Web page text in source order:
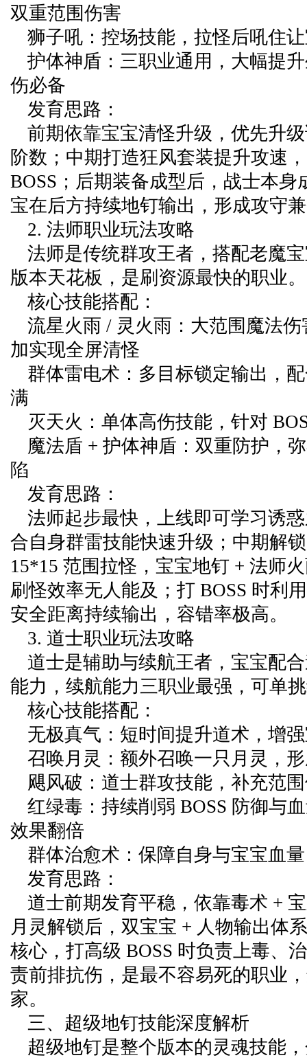
双重范围伤害
狮子吼：控场技能，拉怪后吼住
护体神盾：三职业通用，大幅提
伤必备
发育思路：
前期依靠宝宝清怪升级，优先升
阶数；中期打造狂风套装提升攻速
BOSS；后期装备成型后，战士本身
宝在后方持续地钉输出，形成攻守
2. 法师职业玩法攻略
法师是传统群攻王者，搭配老魔
版本天花板，是刷资源最快的职业。
核心技能搭配：
流星火雨 / 灵火雨：大范围魔法
加实现全屏清怪
群体雷电术：多目标锁定输出，
满
灭天火：单体高伤技能，针对
魔法盾 + 护体神盾：双重防护，
陷
发育思路：
法师起步最快，上线即可学习诱
合自身群雷技能快速升级；中期解
15*15 范围拉怪，宝宝地钉 + 法师
刷怪效率无人能及；打 BOSS 时利
安全距离持续输出，容错率极高。
3. 道士职业玩法攻略
道士是辅助与续航王者，宝宝配
能力，续航能力三职业最强，可单
核心技能搭配：
无极真气：短时间提升道术，增
召唤月灵：额外召唤一只月灵，
飓风破：道士群攻技能，补充范
红绿毒：持续削弱 BOSS 防御与
效果翻倍
群体治愈术：保障自身与宝宝血
发育思路：
道士前期发育平稳，依靠毒术 +
月灵解锁后，双宝宝 + 人物输出体
核心，打高级 BOSS 时负责上毒、
责前排抗伤，是最不容易死的职业
家。
三、超级地钉技能深度解析
超级地钉是整个版本的灵魂技能